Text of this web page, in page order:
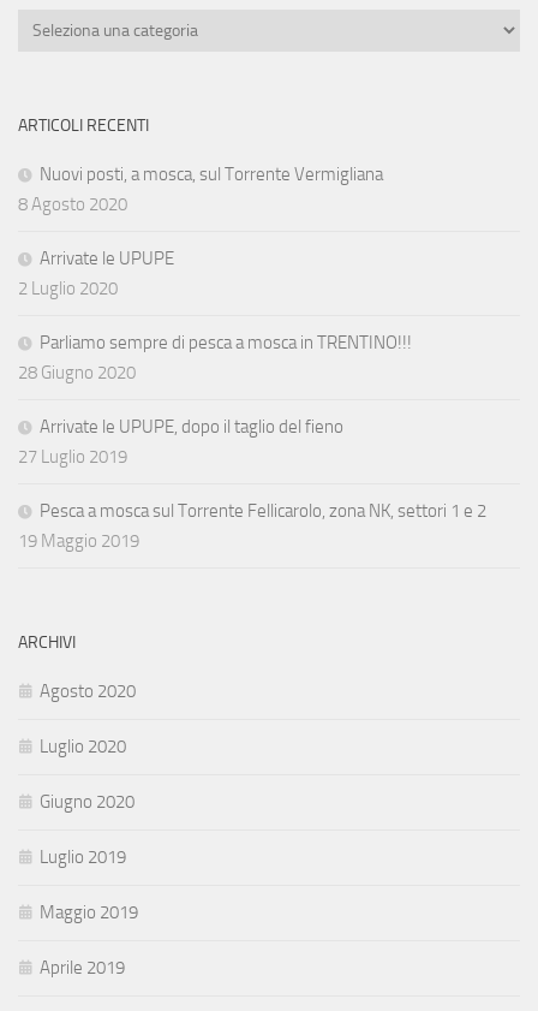
Categorie
ARTICOLI RECENTI
Nuovi posti, a mosca, sul Torrente Vermigliana
8 Agosto 2020
Arrivate le UPUPE
2 Luglio 2020
Parliamo sempre di pesca a mosca in TRENTINO!!!
28 Giugno 2020
Arrivate le UPUPE, dopo il taglio del fieno
27 Luglio 2019
Pesca a mosca sul Torrente Fellicarolo, zona NK, settori 1 e 2
19 Maggio 2019
ARCHIVI
Agosto 2020
Luglio 2020
Giugno 2020
Luglio 2019
Maggio 2019
Aprile 2019